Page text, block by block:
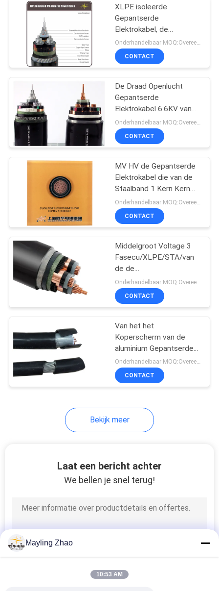
lucht gebundelde
kabel
Rubber In de schede
gestoken Kabel
95
besturingskabels
Instrumentenkabel
Hoge temperatuur
kabel
Gebruik
XLPE isoleerde
Gepantserde
Elektrokabel, de
Gegalvaniseerde
Gepantserde Kabel van
de Staaldraad
Onderhandelbaar MOQ:Overeen te komen
CONTACT
De Draad Openlucht
Gepantserde
Elektrokabel 6.6KV van
het Bedrijvenstaal - 35KVOnderhandelbaar MOQ:Overeen te komen
CONTACT
MV HV de Gepantserde
Elektrokabel die van de
Staalband 1 Kern Kern
telegraferen/3
CONTACT
Middelgroot Voltage 3
Fasecu/XLPE/STA/van
de de
Elektromachtskabel van
pvc het Pantser van de
het Staalband
CONTACT
Van het het
Koperscherm van de
aluminium Gepantserde
Elektrokabel Geïsoleerde
de Hoogspanningkabel
XLPE
Onderhandelbaar MOQ:Overeen te komen
CONTACT
Bekijk meer
Laat een bericht achter
We bellen je snel terug!
Mayling Zhao
10:53 AM